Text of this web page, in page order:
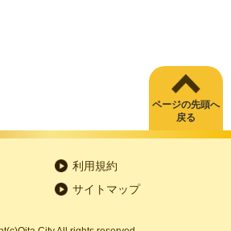
ページの先頭へ
戻る
利用規約
サイトマップ